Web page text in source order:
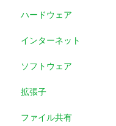
ハードウェア
インターネット
ソフトウェア
拡張子
ファイル共有